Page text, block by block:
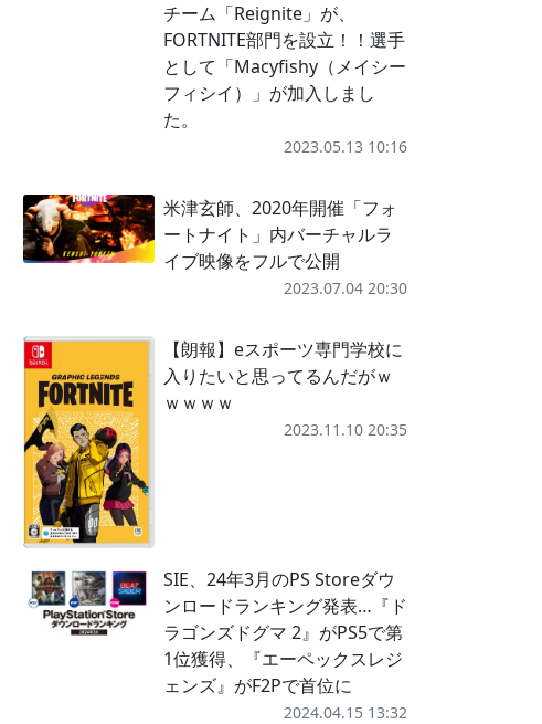
チーム「Reignite」が、
FORTNITE部門を設立！！選手
として「Macyfishy（メイシー
フィシイ）」が加入しまし
た。
2023.05.13 10:16
米津玄師、2020年開催「フォ
ートナイト」内バーチャルラ
イブ映像をフルで公開
2023.07.04 20:30
【朗報】eスポーツ専門学校に
入りたいと思ってるんだがｗ
ｗｗｗｗ
2023.11.10 20:35
SIE、24年3月のPS Storeダウ
ンロードランキング発表…『ド
ラゴンズドグマ 2』がPS5で第
1位獲得、『エーペックスレジ
ェンズ』がF2Pで首位に
2024.04.15 13:32